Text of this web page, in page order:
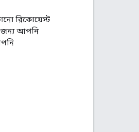
রিকোয়েস্ট
জন্য আপনি